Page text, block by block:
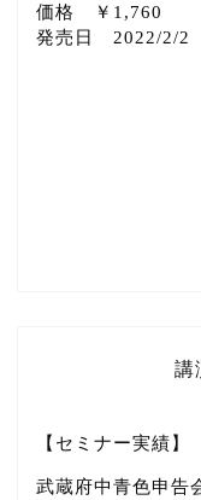
価格 ￥1,760
発売日 2022/2/2
講
【セミナー実績】
武蔵府中青色申告